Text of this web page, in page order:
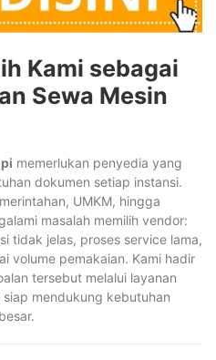
Kami sebagai
Sewa Mesin
memerlukan penyedia yang
dokumen setiap instansi.
UMKM, hingga
masalah memilih vendor:
tidak jelas, proses service lama,
volume pemakaian. Kami hadir
tersebut melalui layanan
mendukung kebutuhan